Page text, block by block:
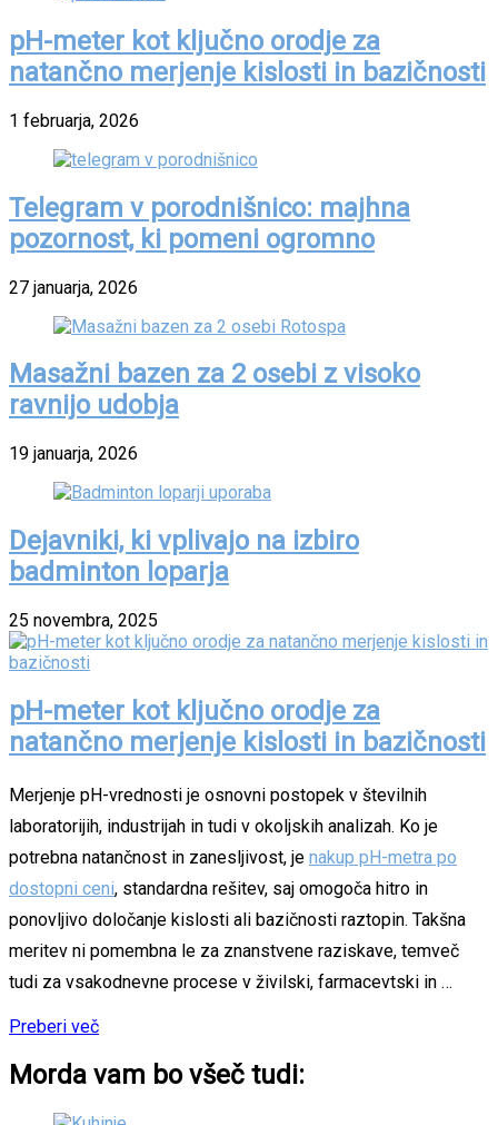
pH-meter kot ključno orodje za
natančno merjenje kislosti in bazičnosti
1 februarja, 2026
Telegram v porodnišnico: majhna
pozornost, ki pomeni ogromno
27 januarja, 2026
Masažni bazen za 2 osebi z visoko
ravnijo udobja
19 januarja, 2026
Dejavniki, ki vplivajo na izbiro
badminton loparja
25 novembra, 2025
pH-meter kot ključno orodje za
natančno merjenje kislosti in bazičnosti
Merjenje pH-vrednosti je osnovni postopek v številnih
laboratorijih, industrijah in tudi v okoljskih analizah. Ko je
potrebna natančnost in zanesljivost, je nakup pH-metra po
dostopni ceni, standardna rešitev, saj omogoča hitro in
ponovljivo določanje kislosti ali bazičnosti raztopin. Takšna
meritev ni pomembna le za znanstvene raziskave, temveč
tudi za vsakodnevne procese v živilski, farmacevtski in …
Preberi več
Morda vam bo všeč tudi: